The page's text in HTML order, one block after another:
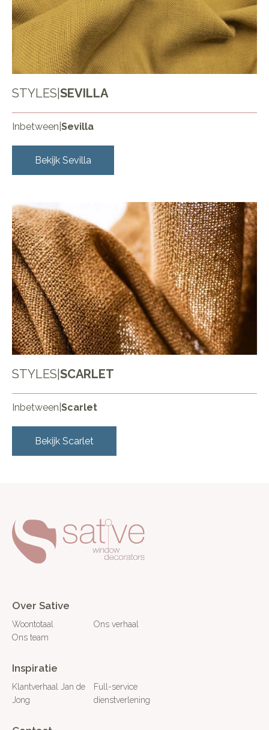
STYLES SEVILLA
Inbetween Sevilla
Bekijk Sevilla
STYLES SCARLET
Inbetween Scarlet
Bekijk Scarlet
Over Sative
Woontotaal
Ons verhaal
Ons team
Inspiratie
Klantverhaal Jan de
Jong
Full-service
dienstverlening